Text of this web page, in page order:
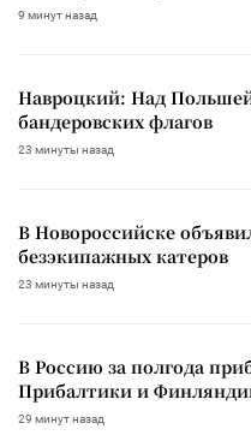
9 минут назад
Навроцкий: Над
бандеровских флагов
23 минуты назад
В Новороссийске
безэкипажных катеров
23 минуты назад
В Россию за полгода
Прибалтики и
29 минут назад